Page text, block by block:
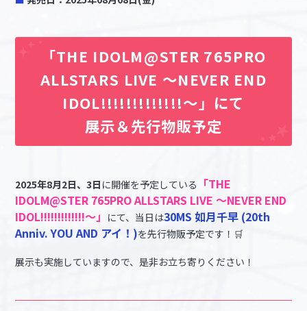
「THE IDOLM@STER 765PRO
ALLSTARS LIVE ～NEVER END
IDOL!!!!!!!!!!!!!～」にて
展示＆先行物販予定
2025年8月2日、3日 に開催を予定している 「THE
IDOLM@STER 765PRO ALLSTARS LIVE ～NEVER END
IDOL!!!!!!!!!!!!!～」 にて、当日は30MS 如月千早 (20th
Anniv. YOU AND アイ！)を先行物販予定です！🛒
展示も実施していますので、是非お立ち寄りください！